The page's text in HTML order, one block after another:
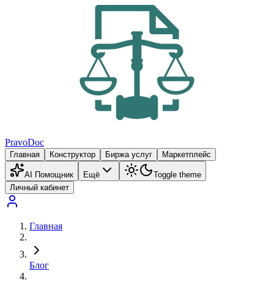
PravoDoc
Главная Конструктор Биржа услуг Маркетплейс
AI Помощник Ещё
Toggle theme
Личный кабинет
Главная
Блог